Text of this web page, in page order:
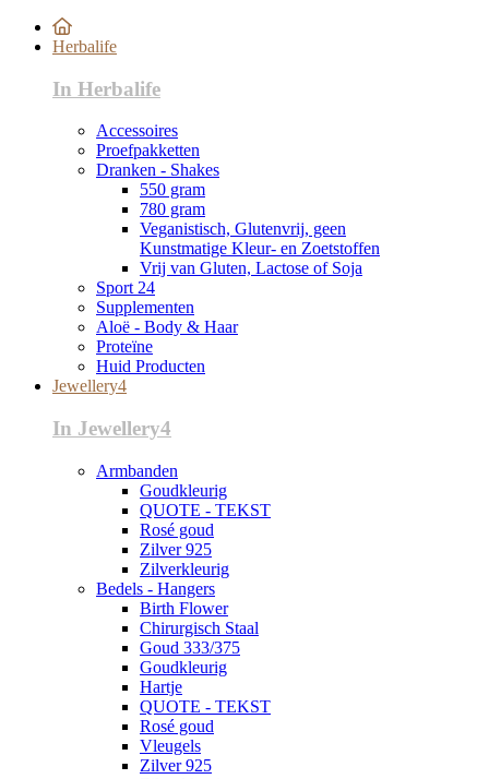
Herbalife
In Herbalife
Accessoires
Proefpakketten
Dranken - Shakes
550 gram
780 gram
Veganistisch, Glutenvrij, geen
Kunstmatige Kleur- en Zoetstoffen
Vrij van Gluten, Lactose of Soja
Sport 24
Supplementen
Aloë - Body & Haar
Proteïne
Huid Producten
Jewellery4
In Jewellery4
Armbanden
Goudkleurig
QUOTE - TEKST
Rosé goud
Zilver 925
Zilverkleurig
Bedels - Hangers
Birth Flower
Chirurgisch Staal
Goud 333/375
Goudkleurig
Hartje
QUOTE - TEKST
Rosé goud
Vleugels
Zilver 925